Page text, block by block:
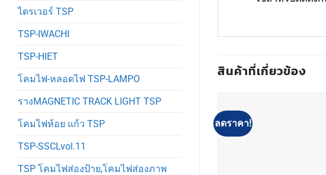
ไดรเวอร์ TSP
TSP-IWACHI
TSP-HIET
โคมไฟ-หลอดไฟ TSP-LAMPO
รางMAGNETIC TRACK LIGHT TSP
โคมไฟห้อย แก้ว TSP
TSP-SSCLvol.11
TSP โคมไฟส่องป้าย,โคมไฟส่องภาพ
สินค้าที่เกี่ยวข้อง
ลดราคา!